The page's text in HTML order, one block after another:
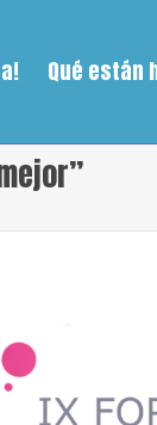
Qué están